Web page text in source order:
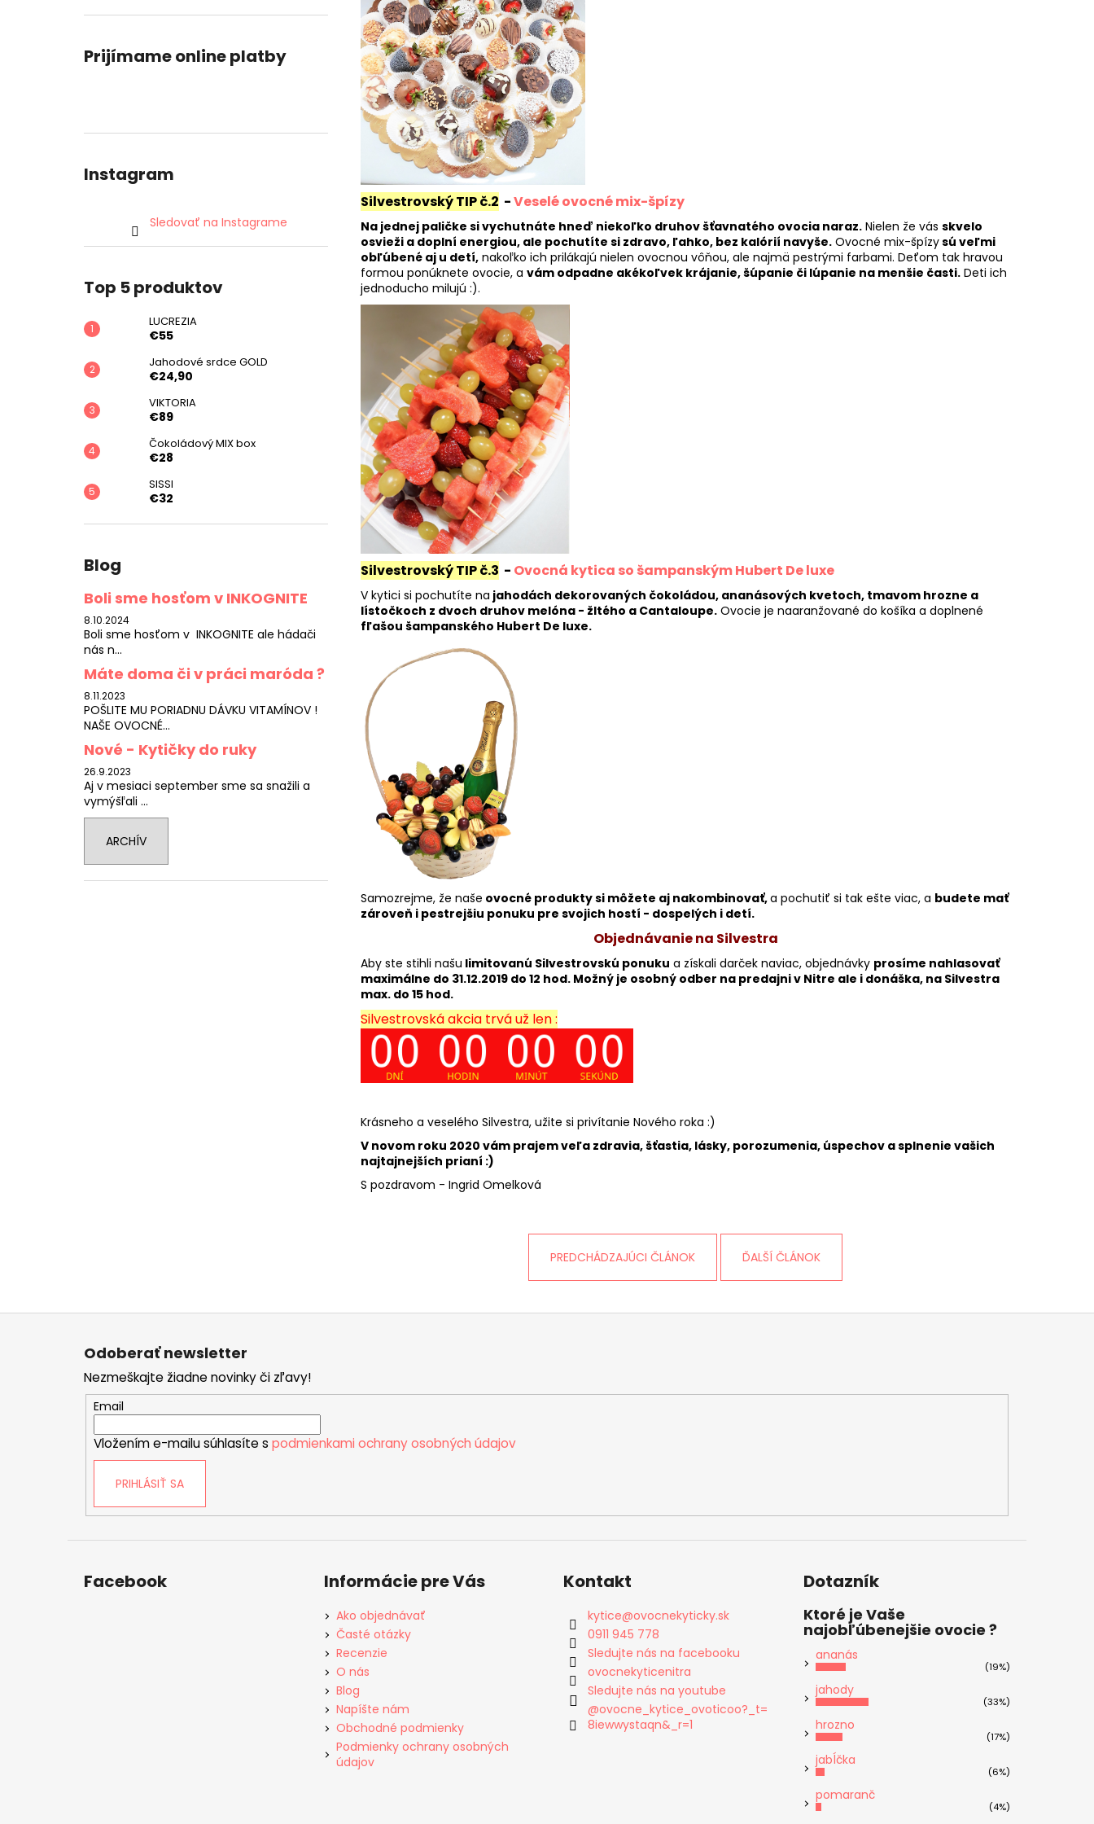
Prijímame online platby
Instagram
Sledovať na Instagrame
Top 5 produktov
LUCREZIA
€55
Jahodové srdce GOLD
€24,90
VIKTORIA
€89
Čokoládový MIX box
€28
SISSI
€32
Blog
Boli sme hosťom v INKOGNITE
8.10.2024
Boli sme hosťom v INKOGNITE ale hádači
nás n...
Máte doma či v práci maróda ?
8.11.2023
POŠLITE MU PORIADNU DÁVKU VITAMÍNOV !
NAŠE OVOCNÉ...
Nové - Kytičky do ruky
26.9.2023
Aj v mesiaci september sme sa snažili a
vymýšľali ...
ARCHÍV
Silvestrovský TIP č.2 -Veselé ovocné mix-špízy
Na jednej paličke si vychutnáte hneď niekoľko druhov šťavnatého ovocia naraz. Nielen že vás skvelo
osvieži a doplní energiou, ale pochutíte si zdravo, ľahko, bez kalórií navyše. Ovocné mix-špízysú veľmi
obľúbené aj u detí, nakoľko ich prilákajú nielen ovocnou vôňou, ale najmä pestrými farbami. Deťom tak hravou
formou ponúknete ovocie, a vám odpadne akékoľvek krájanie, šúpanie či lúpanie na menšie časti. Deti ich
jednoducho milujú :).
Silvestrovský TIP č.3 - Ovocná kytica so šampanským Hubert De luxe
V kytici si pochutíte na jahodách dekorovaných čokoládou, ananásových kvetoch, tmavom hrozne a
lístočkoch z dvoch druhov melóna - žltého a Cantaloupe. Ovocie je naaranžované do košíka a doplnené
fľašou šampanského Hubert De luxe.
Samozrejme, že naše ovocné produkty si môžete aj nakombinovať,a pochutiť si tak ešte viac, a budete mať
zároveň i pestrejšiu ponuku pre svojich hostí - dospelých i detí.
Objednávanie na Silvestra
Aby ste stihli našu limitovanú Silvestrovskú ponuku a získali darček naviac, objednávky prosíme nahlasovať
maximálne do 31.12.2019 do 12 hod. Možný je osobný odber na predajni v Nitre ale i donáška, na Silvestra
max. do 15 hod.
Silvestrovská akcia trvá už len :
Krásneho a veselého Silvestra, užite si privítanie Nového roka :)
V novom roku 2020 vám prajem veľa zdravia, šťastia, lásky, porozumenia, úspechov a splnenie vašich
najtajnejších prianí :)
S pozdravom - Ingrid Omelková
PREDCHÁDZAJÚCI ČLÁNOK ĎALŠÍ ČLÁNOK
Z
Odoberať newsletter
Nezmeškajte žiadne novinky či zľavy!
Email
Vložením e-mailu súhlasíte s podmienkami ochrany osobných údajov
PRIHLÁSIŤ SA
Facebook Informácie pre Vás
Ako objednávať
Časté otázky
Recenzie
O nás
Blog
Napíšte nám
Obchodné podmienky
Podmienky ochrany osobných
údajov
Kontakt
kytice@ovocnekyticky.sk
0911 945 778
Sledujte nás na facebooku
ovocnekyticenitra
Sledujte nás na youtube
@ovocne_kytice_ovoticoo?_t=
8iewwystaqn&_r=1
Dotazník
Ktoré je Vaše
najobľúbenejšie ovocie ?
ananás
(19%)
jahody
(33%)
hrozno
(17%)
jabĺčka
(6%)
pomaranč
(4%)